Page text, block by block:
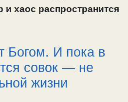
и хаос распространится
Богом. И пока в
совок — не
жизни